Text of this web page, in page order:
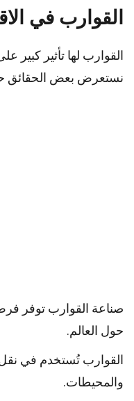
القوارب في
القوارب لها تأثير كبير
نستعرض بعض الحقائق
صناعة القوارب توفر
حول العالم.
القوارب تُستخدم في نقل
والمحيطات.